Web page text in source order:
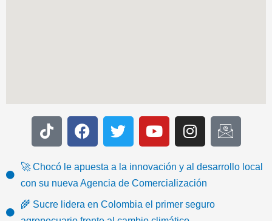
T
i
t
o
k
F
a
e
b
o
o
T
w
t
t
e
r
Y
o
t
u
b
e
I
n
t
a
g
r
I
c
n
🚀 Chocó le apuesta a la innovación y al desarrollo local
con su nueva Agencia de Comercialización
🌾 Sucre lidera en Colombia el primer seguro